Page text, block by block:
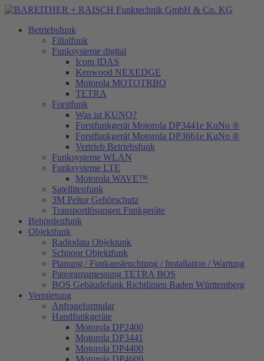
Betriebsfunk
Filialfunk
Funksysteme digital
Icom IDAS
Kenwood NEXEDGE
Motorola MOTOTRBO
TETRA
Forstfunk
Was ist KUNO?
Forstfunkgerät Motorola DP3441e KuNo ®
Forstfunkgerät Motorola DP3661e KuNo ®
Vertrieb Betriebsfunk
Funksysteme WLAN
Funksysteme LTE
Motorola WAVE™
Satellitenfunk
3M Peltor Gehörschutz
Transportlösungen Funkgeräte
Behördenfunk
Objektfunk
Radiodata Objektunk
Schnoor Objektfunk
Planung / Funkausleuchtung / Installation / Wartung
Panoramamessung TETRA BOS
BOS Gebäudefunk Richtlinien Baden Württemberg
Vermietung
Anfrageformular
Handfunkgeräte
Motorola DP2400
Motorola DP3441
Motorola DP4400
Motorola DP4600